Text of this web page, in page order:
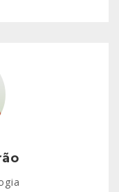
cursinhos pré-
Farmacêutica.
(UEA).